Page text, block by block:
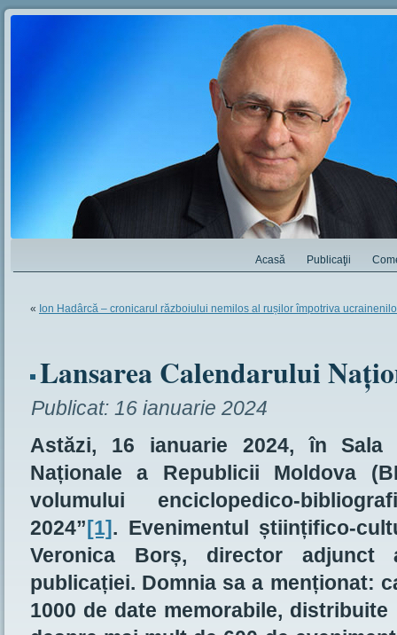
Acasă Publicaţii
« Ion Hadârcă – cronicarul războiului nemilos al rușilor împotriva
Lansarea Calendarului
Publicat: 16 ianuarie 2024
Astăzi, 16 ianuarie 2024, în Sala
Naționale a Republicii Moldova
volumului enciclopedico-
2024”[1]. Evenimentul științifico-
Veronica Borș, director adjunct
publicației. Domnia sa a menționat:
1000 de date memorabile,